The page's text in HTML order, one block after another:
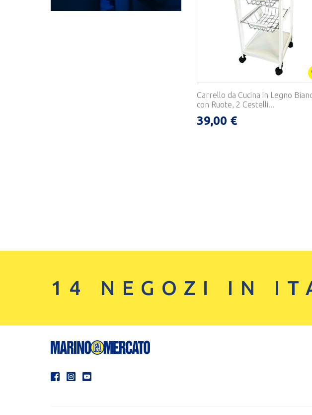
Carrello da Cucina in Legno
con Ruote, 2 Cestelli...
39,00 €
14 NEGOZI IN